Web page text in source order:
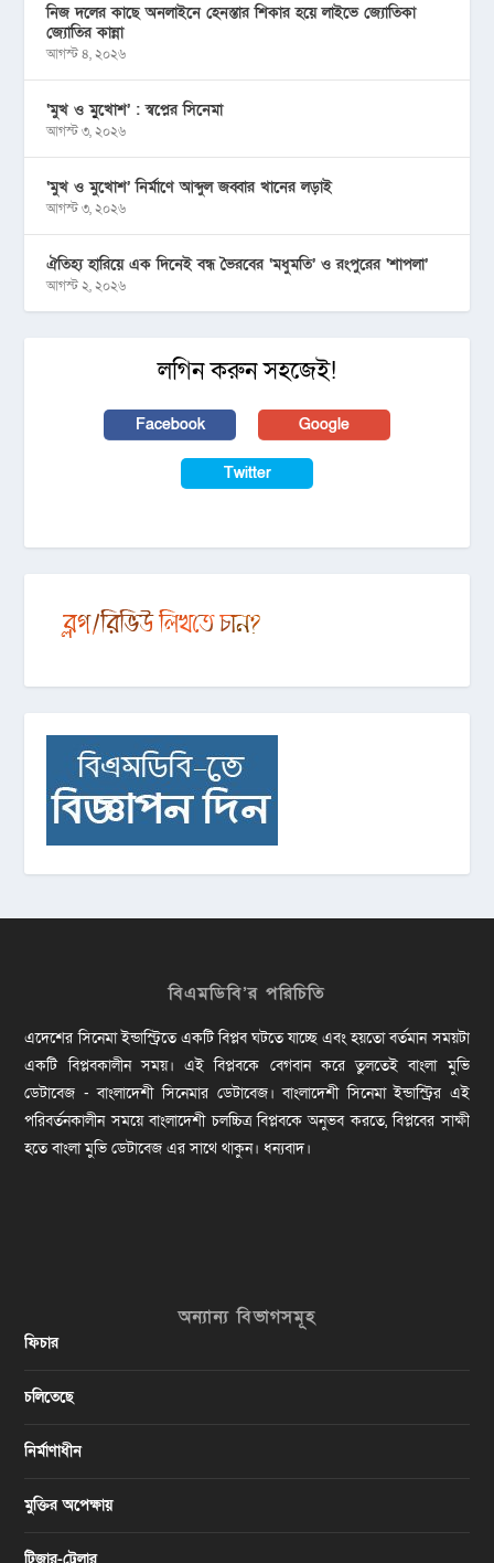
নিজ দলের কাছে অনলাইনে হেনস্তার শিকার হয়ে লাইভে জ্যোতিকা
জ্যোতির কান্না
আগস্ট ৪, ২০২৬
‘মুখ ও মু্খোশ’ : স্বপ্নের সিনেমা
আগস্ট ৩, ২০২৬
‘মুখ ও মুখোশ’ নির্মাণে আব্দুল জব্বার খানের লড়াই
আগস্ট ৩, ২০২৬
ঐতিহ্য হারিয়ে এক দিনেই বন্ধ ভৈরবের ‘মধুমতি’ ও রংপুরের ‘শাপলা’
আগস্ট ২, ২০২৬
লগিন করুন সহজেই!
Facebook Google
Twitter
বিএমডিবি’র পরিচিতি
এদেশের সিনেমা ইন্ডাস্ট্রিতে একটি বিপ্লব ঘটতে যাচ্ছে এবং হয়তো বর্তমান সময়টা
একটি বিপ্লবকালীন সময়। এই বিপ্লবকে বেগবান করে তুলতেই বাংলা মুভি
ডেটাবেজ - বাংলাদেশী সিনেমার ডেটাবেজ। বাংলাদেশী সিনেমা ইন্ডাস্ট্রির এই
পরিবর্তনকালীন সময়ে বাংলাদেশী চলচ্চিত্র বিপ্লবকে অনুভব করতে, বিপ্লবের সাক্ষী
হতে বাংলা মুভি ডেটাবেজ এর সাথে থাকুন। ধন্যবাদ।
অন্যান্য বিভাগসমূহ
ফিচার
চলিতেছে
নির্মাণাধীন
মুক্তির অপেক্ষায়